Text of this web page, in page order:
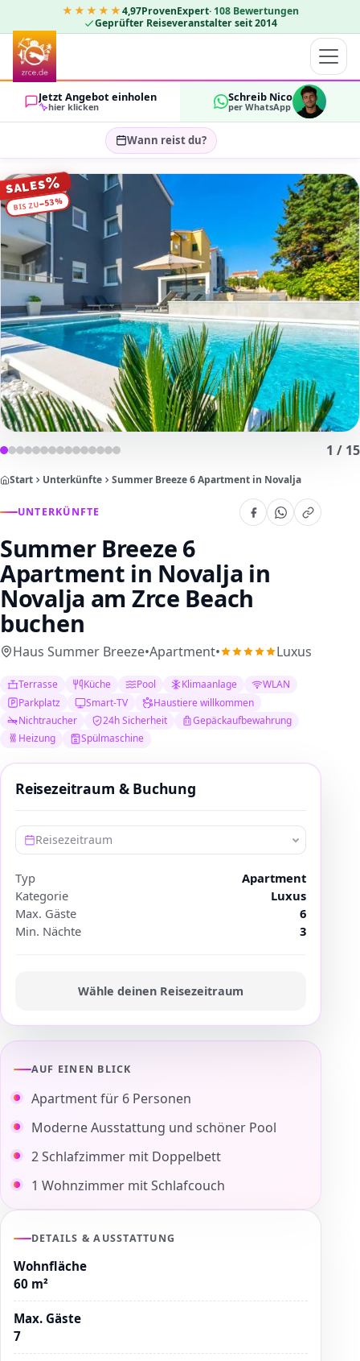
★★★★★4,97ProvenExpert· 108 Bewertungen
Geprüfter Reiseveranstalter seit 2014
Jetzt Angebot einholen
hier klicken
Schreib Nico
per WhatsApp
Wann reist du?
Reisezeitraum wählen…
GÄSTE
OK
1 / 15
SALES%
BIS ZU−53%
Start Unterkünfte Summer Breeze 6 Apartment in Novalja
UNTERKÜNFTE
Summer Breeze 6
Apartment in Novalja in
Novalja am Zrce Beach
buchen
Haus Summer Breeze•Apartment• Luxus
Terrasse Küche Pool Klimaanlage
WLAN
Parkplatz
Smart-TV
Haustiere willkommen
Nichtraucher
24h Sicherheit
Gepäckaufbewahrung
Heizung
Spülmaschine
AUF EINEN BLICK
Apartment für 6 Personen
Moderne Ausstattung und schöner Pool
2 Schlafzimmer mit Doppelbett
1 Wohnzimmer mit Schlafcouch
DETAILS & AUSSTATTUNG
Wohnfläche
60 m²
Max. Gäste
7
Reisezeitraum & Buchung
Reisezeitraum
Typ
Apartment
Kategorie
Luxus
Max. Gäste
6
Min. Nächte
3
Wähle deinen Reisezeitraum